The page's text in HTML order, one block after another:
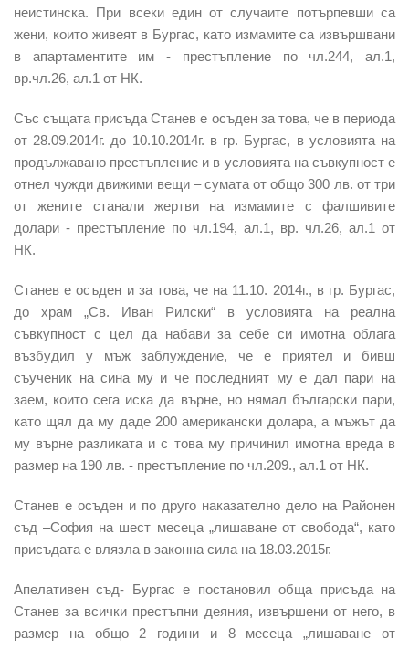
неистинска. При всеки един от случаите потърпевши са
жени, които живеят в Бургас, като измамите са извършвани
в апартаментите им - престъпление по чл.244, ал.1,
вр.чл.26, ал.1 от НК.
Със същата присъда Станев е осъден за това, че в периода
от 28.09.2014г. до 10.10.2014г. в гр. Бургас, в условията на
продължавано престъпление и в условията на съвкупност е
отнел чужди движими вещи – сумата от общо 300 лв. от три
от жените станали жертви на измамите с фалшивите
долари - престъпление по чл.194, ал.1, вр. чл.26, ал.1 от
НК.
Станев е осъден и за това, че на 11.10. 2014г., в гр. Бургас,
до храм „Св. Иван Рилски“ в условията на реална
съвкупност с цел да набави за себе си имотна облага
възбудил у мъж заблуждение, че е приятел и бивш
съученик на сина му и че последният му е дал пари на
заем, които сега иска да върне, но нямал български пари,
като щял да му даде 200 американски долара, а мъжът да
му върне разликата и с това му причинил имотна вреда в
размер на 190 лв. - престъпление по чл.209., ал.1 от НК.
Станев е осъден и по друго наказателно дело на Районен
съд –София на шест месеца „лишаване от свобода“, като
присъдата е влязла в законна сила на 18.03.2015г.
Апелативен съд- Бургас е постановил обща присъда на
Станев за всички престъпни деяния, извършени от него, в
размер на общо 2 години и 8 месеца „лишаване от